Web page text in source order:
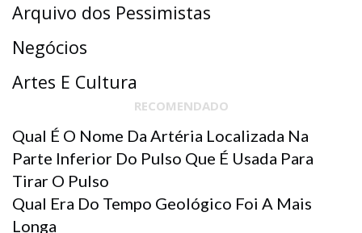
Arquivo dos Pessimistas
Negócios
Artes E Cultura
RECOMENDADO
Qual É O Nome Da Artéria Localizada Na
Parte Inferior Do Pulso Que É Usada Para
Tirar O Pulso
Qual Era Do Tempo Geológico Foi A Mais
Longa